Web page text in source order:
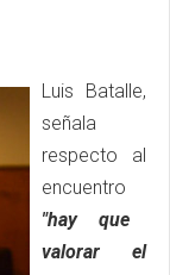
Luis Batalle,
señala
respecto al
encuentro
"hay que
valorar el